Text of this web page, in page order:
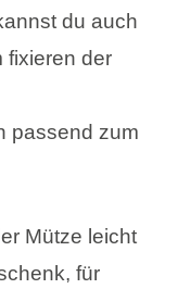
du auch
fixieren der
passend zum
Mütze leicht
für